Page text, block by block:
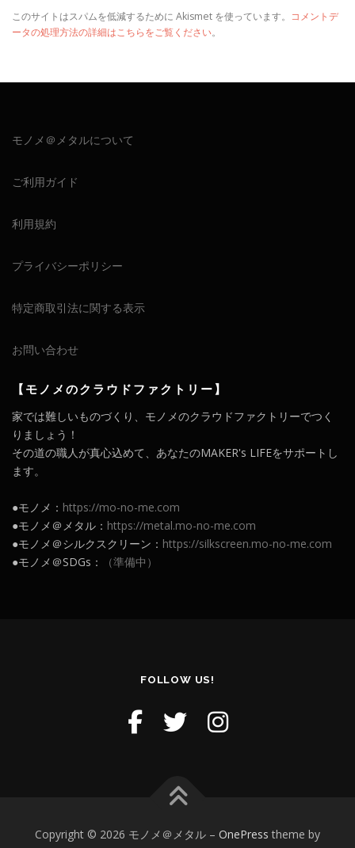
このサイトはスパムを低減するために Akismet を使っています。 コメントデ
ータの処理方法の詳細はこちらをご覧ください。
モノメ＠メタルについて
ご利用ガイド
利用規約
プライバシーポリシー
特定商取引法に関する表示
お問い合わせ
【モノメのクラウドファクトリー】
家では難しいものづくり、モノメのクラウドファクトリーでつく
りましょう！
その道の職人が真心込めて、あなたのMAKER's LIFEをサポートし
ます。
●モノメ： https://mo-no-me.com
●モノメ＠メタル： https://metal.mo-no-me.com
●モノメ＠シルクスクリーン： https://silkscreen.mo-no-me.com
●モノメ＠SDGs：
（準備中）
FOLLOW US!
Copyright © 2026 モノメ＠メタル – OnePress theme by